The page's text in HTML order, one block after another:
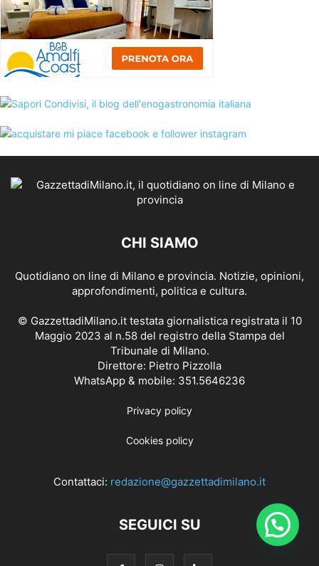
CHI SIAMO
Quotidiano on line di Milano e provincia. Notizie, opinioni,
approfondimenti, politica e cultura.
© GazzettadiMilano.it testata giornalistica registrata il 10
Maggio 2023 al n.58 del registro della Stampa del
Tribunale di Milano.
Direttore: Pietro Pizzolla
WhatsApp & mobile: 351.5646236
Privacy policy
Cookies policy
Contattaci: redazione@gazzettadimilano.it
SEGUICI SU